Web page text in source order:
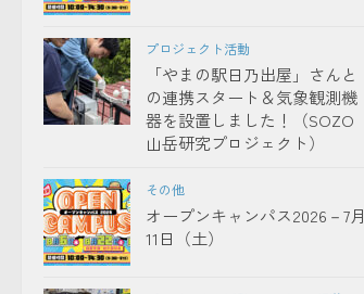
プロジェクト活動
「やまの駅日乃出屋」さんと
の連携スタート＆気象観測機
器を設置しました！（SOZO
山岳研究プロジェクト）
その他
オープンキャンパス2026－7月
11日（土）